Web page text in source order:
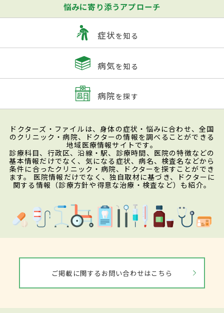
悩みに寄り添うアプローチ
症状を知る
病気を知る
病院を探す
ドクターズ・ファイルは、身体の症状・悩みに合わせ、全国
のクリニック・病院、ドクターの情報を調べることができる
地域医療情報サイトです。
診療科目、行政区、沿線・駅、診療時間、医院の特徴などの
基本情報だけでなく、気になる症状、病名、検査名などから
条件に合ったクリニック・病院、ドクターを探すことができ
ます。 医院情報だけでなく、独自取材に基づき、ドクターに
関する情報（診療方針や得意な治療・検査など）も紹介。
ご掲載に関するお問い合わせはこちら